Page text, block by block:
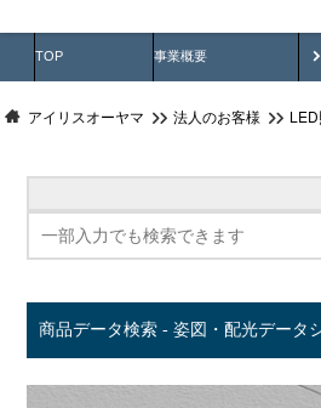
TOP 事業概要
アイリスオーヤマ 法人のお客様
商品データ検索 - 姿図・配光データ